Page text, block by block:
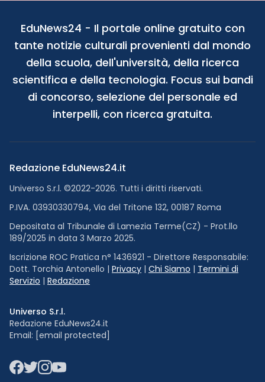
EduNews24 - Il portale online gratuito con
tante notizie culturali provenienti dal mondo
della scuola, dell'università, della ricerca
scientifica e della tecnologia. Focus sui bandi
di concorso, selezione del personale ed
interpelli, con ricerca gratuita.
Redazione EduNews24.it
Universo S.r.l. ©2022-2026. Tutti i diritti riservati.
P.IVA. 03930330794, Via del Tritone 132, 00187 Roma
Depositata al Tribunale di Lamezia Terme(CZ) - Prot.llo
189/2025 in data 3 Marzo 2025.
Iscrizione ROC Pratica n° 1436921 - Direttore Responsabile:
Dott. Torchia Antonello | Privacy | Chi Siamo | Termini di
Servizio | Redazione
Universo S.r.l.
Redazione EduNews24.it
Email: [email protected]
Facebook
TwitterInstagram
YouTube